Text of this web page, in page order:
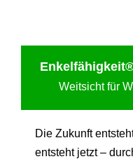
Enkelfähigkei
Weitsicht für
Die Zukunft
entsteht jetzt –